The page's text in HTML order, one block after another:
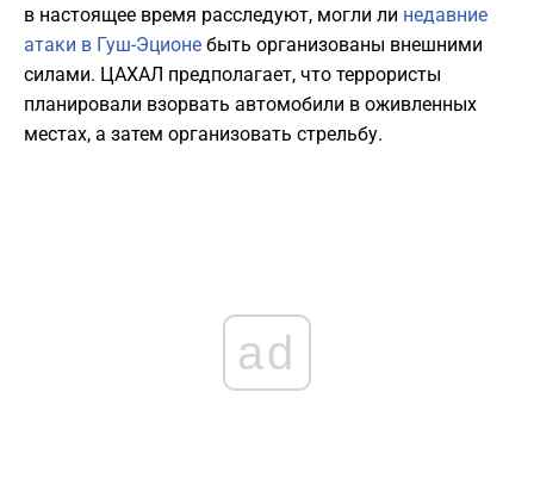
в настоящее время расследуют, могли ли недавние
атаки в Гуш-Эционе быть организованы внешними
силами. ЦАХАЛ предполагает, что террористы
планировали взорвать автомобили в оживленных
местах, а затем организовать стрельбу.
ad